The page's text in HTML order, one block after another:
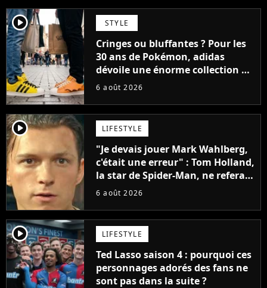
player2 STYLE
Cringes ou bluffantes ? Pour les
30 ans de Pokémon, adidas
dévoile une énorme collection de
sneakers et je ne sais pas quoi en
6 août 2026
player2 LIFESTYLE
"Je devais jouer Mark Wahlberg,
c'était une erreur" : Tom Holland,
la star de Spider-Man, ne referait
pas ce blockbuster
6 août 2026
player2 LIFESTYLE
Ted Lasso saison 4 : pourquoi ces
personnages adorés des fans ne
sont pas dans la suite ?